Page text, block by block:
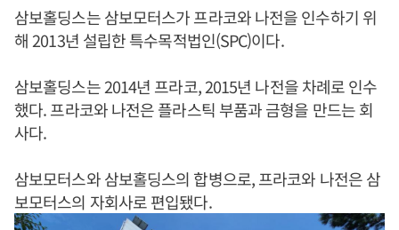
삼보홀딩스는 삼보모터스가 프라코와 나전을 인수하기 위
해 2013년 설립한 특수목적법인(SPC)이다.
삼보홀딩스는 2014년 프라코, 2015년 나전을 차례로 인수
했다. 프라코와 나전은 플라스틱 부품과 금형을 만드는 회
사다.
삼보모터스와 삼보홀딩스의 합병으로, 프라코와 나전은 삼
보모터스의 자회사로 편입됐다.